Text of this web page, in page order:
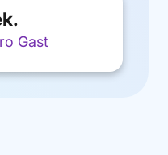
Gast